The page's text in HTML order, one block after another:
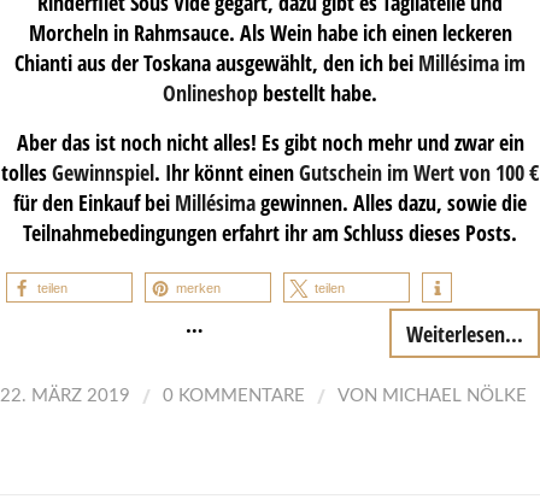
Morcheln in Rahmsauce. Als Wein habe ich einen leckeren
Chianti aus der Toskana ausgewählt, den ich bei Millésima im
Onlineshop bestellt habe.
Aber das ist noch nicht alles! Es gibt noch mehr und zwar ein
tollesGewinnspiel. Ihr könnt einenGutschein im Wert von 100 €
für den Einkauf bei Millésimagewinnen. Alles dazu, sowie die
Teilnahmebedingungen erfahrt ihr am Schluss dieses Posts.
teilen merken teilen
… Weiterlesen...
22. MÄRZ 2019 / 0 KOMMENTARE / VON MICHAEL NÖLKE